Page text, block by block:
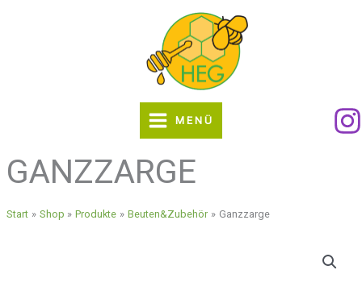
MENÜ
GANZZARGE
Start Shop Produkte Beuten&Zubehör Ganzzarge